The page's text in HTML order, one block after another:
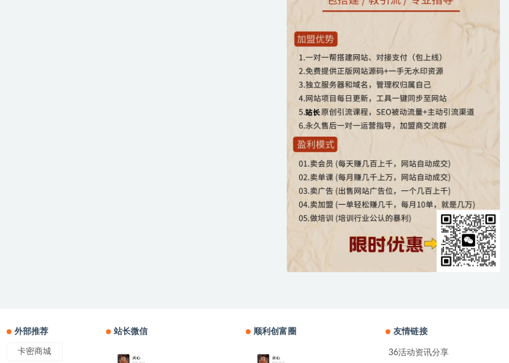
外部推荐
卡密商城
站长微信 顺利创富圈 友情链接
36活动资讯分享